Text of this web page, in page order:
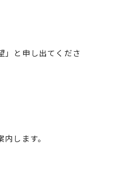
」と申し出てくださ
します。